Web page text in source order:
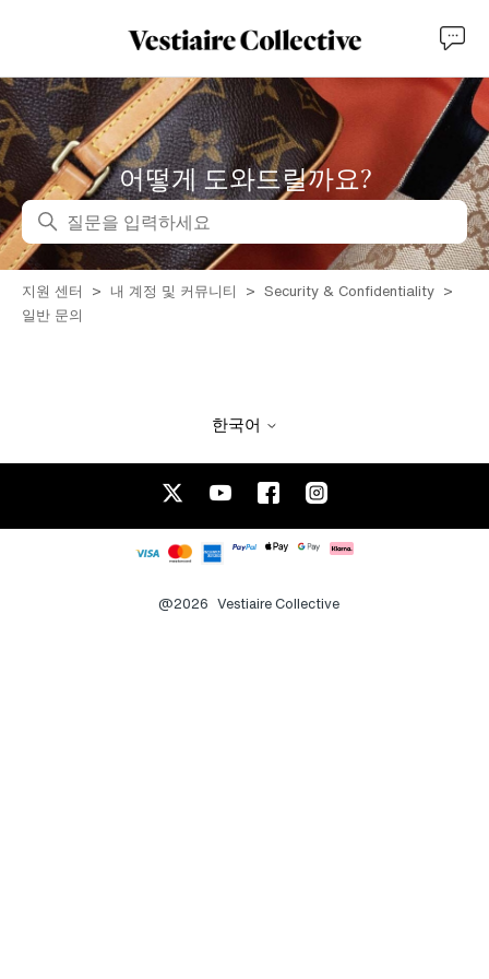
어떻게 도와드릴까요?
검색
지원 센터 내 계정 및 커뮤니티
Security & Confidentiality
일반 문의
한국어
@2026 Vestiaire Collective